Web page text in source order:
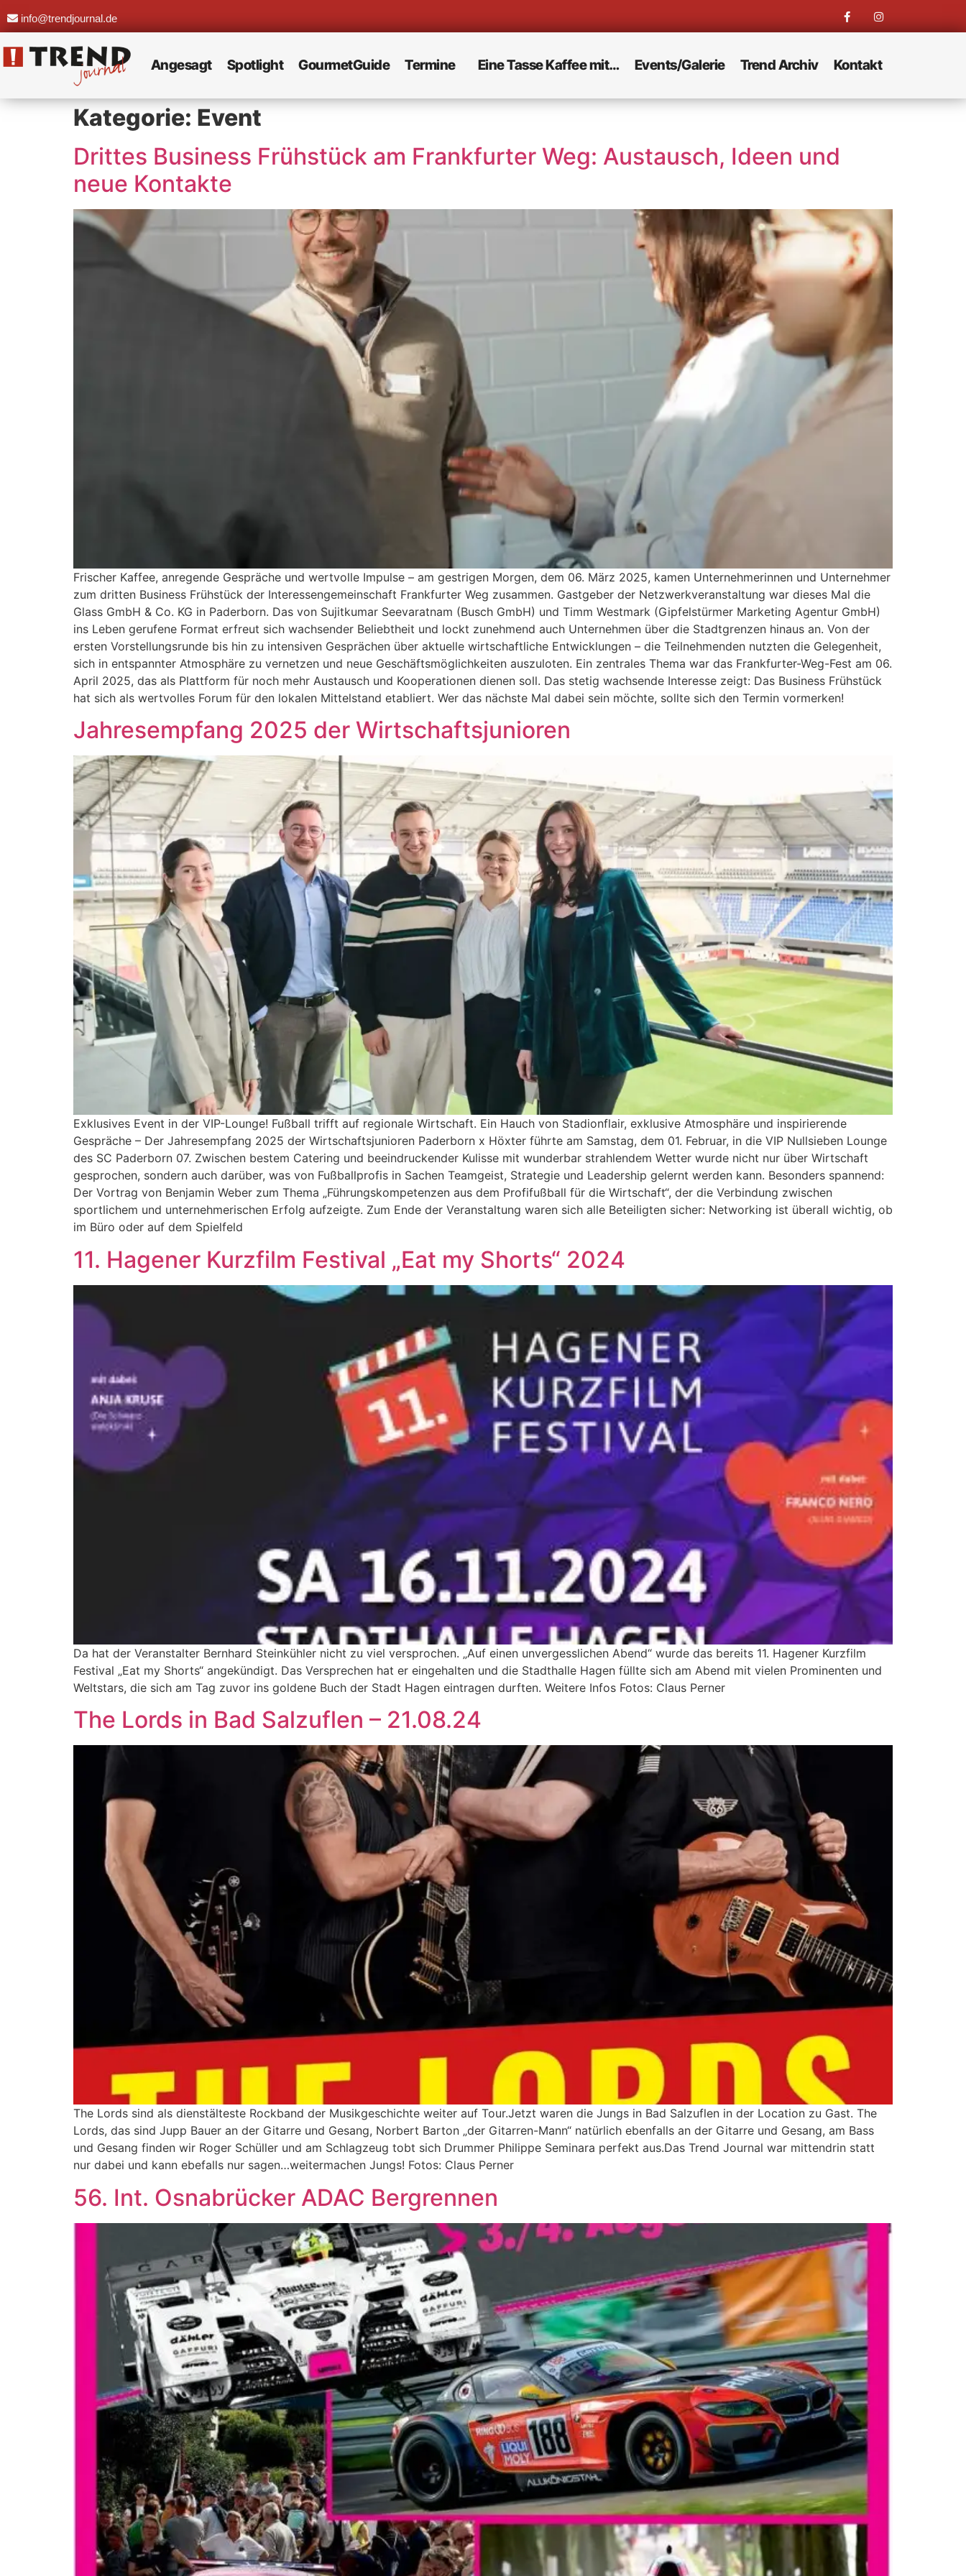
info@trendjournal.de
Angesagt Spotlight GourmetGuide Termine Eine Tasse Kaffee mit… Events/Galerie Trend Archiv Kontakt
Kategorie: Event
Drittes Business Frühstück am Frankfurter Weg: Austausch, Ideen und
neue Kontakte
Frischer Kaffee, anregende Gespräche und wertvolle Impulse – am gestrigen Morgen, dem 06. März 2025, kamen Unternehmerinnen und Unternehmer
zum dritten Business Frühstück der Interessengemeinschaft Frankfurter Weg zusammen. Gastgeber der Netzwerkveranstaltung war dieses Mal die
Glass GmbH & Co. KG in Paderborn. Das von Sujitkumar Seevaratnam (Busch GmbH) und Timm Westmark (Gipfelstürmer Marketing Agentur GmbH)
ins Leben gerufene Format erfreut sich wachsender Beliebtheit und lockt zunehmend auch Unternehmen über die Stadtgrenzen hinaus an. Von der
ersten Vorstellungsrunde bis hin zu intensiven Gesprächen über aktuelle wirtschaftliche Entwicklungen – die Teilnehmenden nutzten die Gelegenheit,
sich in entspannter Atmosphäre zu vernetzen und neue Geschäftsmöglichkeiten auszuloten. Ein zentrales Thema war das Frankfurter-Weg-Fest am 06.
April 2025, das als Plattform für noch mehr Austausch und Kooperationen dienen soll. Das stetig wachsende Interesse zeigt: Das Business Frühstück
hat sich als wertvolles Forum für den lokalen Mittelstand etabliert. Wer das nächste Mal dabei sein möchte, sollte sich den Termin vormerken!
Jahresempfang 2025 der Wirtschaftsjunioren
Exklusives Event in der VIP-Lounge! Fußball trifft auf regionale Wirtschaft. Ein Hauch von Stadionflair, exklusive Atmosphäre und inspirierende
Gespräche – Der Jahresempfang 2025 der Wirtschaftsjunioren Paderborn x Höxter führte am Samstag, dem 01. Februar, in die VIP Nullsieben Lounge
des SC Paderborn 07. Zwischen bestem Catering und beeindruckender Kulisse mit wunderbar strahlendem Wetter wurde nicht nur über Wirtschaft
gesprochen, sondern auch darüber, was von Fußballprofis in Sachen Teamgeist, Strategie und Leadership gelernt werden kann. Besonders spannend:
Der Vortrag von Benjamin Weber zum Thema „Führungskompetenzen aus dem Profifußball für die Wirtschaft“, der die Verbindung zwischen
sportlichem und unternehmerischen Erfolg aufzeigte. Zum Ende der Veranstaltung waren sich alle Beteiligten sicher: Networking ist überall wichtig, ob
im Büro oder auf dem Spielfeld
11. Hagener Kurzfilm Festival „Eat my Shorts“ 2024
Da hat der Veranstalter Bernhard Steinkühler nicht zu viel versprochen. „Auf einen unvergesslichen Abend“ wurde das bereits 11. Hagener Kurzfilm
Festival „Eat my Shorts“ angekündigt. Das Versprechen hat er eingehalten und die Stadthalle Hagen füllte sich am Abend mit vielen Prominenten und
Weltstars, die sich am Tag zuvor ins goldene Buch der Stadt Hagen eintragen durften. Weitere Infos Fotos: Claus Perner
The Lords in Bad Salzuflen – 21.08.24
The Lords sind als dienstälteste Rockband der Musikgeschichte weiter auf Tour.Jetzt waren die Jungs in Bad Salzuflen in der Location zu Gast. The
Lords, das sind Jupp Bauer an der Gitarre und Gesang, Norbert Barton „der Gitarren-Mann“ natürlich ebenfalls an der Gitarre und Gesang, am Bass
und Gesang finden wir Roger Schüller und am Schlagzeug tobt sich Drummer Philippe Seminara perfekt aus.Das Trend Journal war mittendrin statt
nur dabei und kann ebefalls nur sagen…weitermachen Jungs! Fotos: Claus Perner
56. Int. Osnabrücker ADAC Bergrennen